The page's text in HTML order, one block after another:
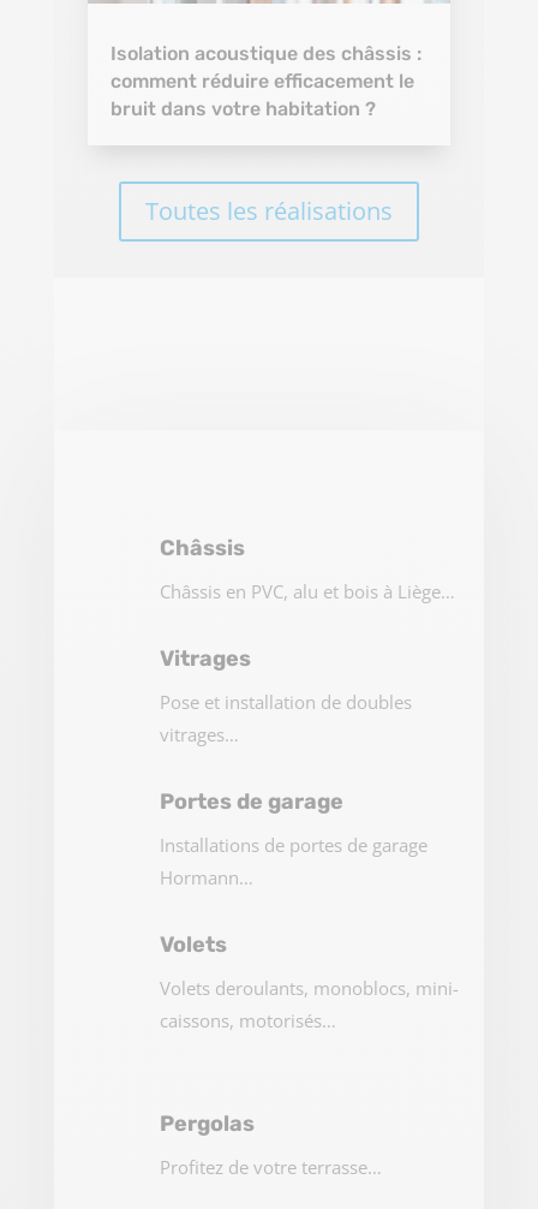
Isolation acoustique des châssis :
comment réduire efficacement le
bruit dans votre habitation ?
Toutes les réalisations
Châssis
Châssis en PVC, alu et bois à Liège…
Vitrages
Pose et installation de doubles
vitrages…
Portes de garage
Installations de portes de garage
Hormann…
Volets
Volets deroulants, monoblocs, mini-
caissons, motorisés…
Pergolas
Profitez de votre terrasse…